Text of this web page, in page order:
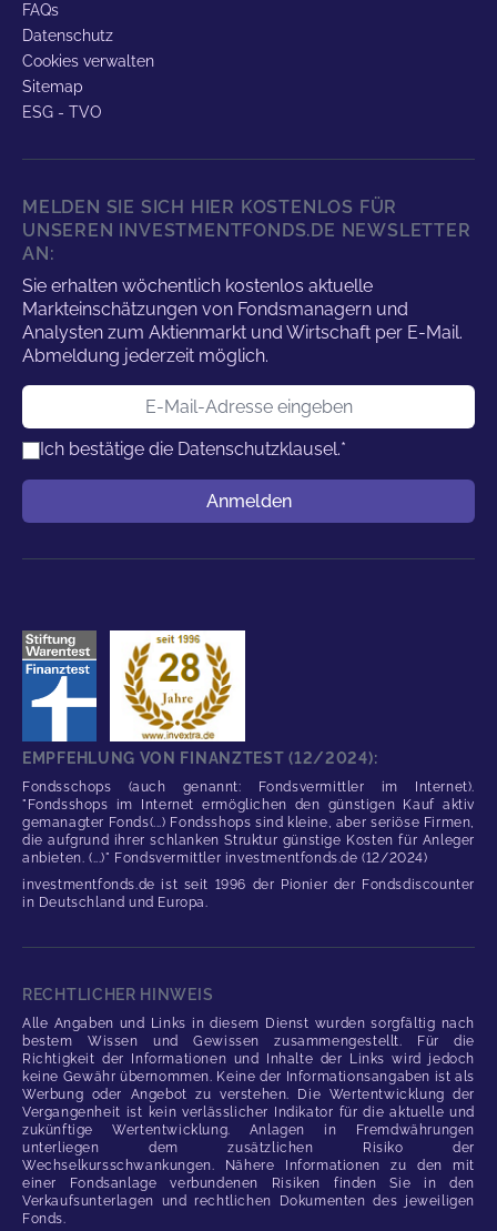
FAQs
Datenschutz
Cookies verwalten
Sitemap
ESG - TVO
MELDEN SIE SICH HIER KOSTENLOS FÜR
UNSEREN INVESTMENTFONDS.DE NEWSLETTER
AN:
Sie erhalten wöchentlich kostenlos aktuelle
Markteinschätzungen von Fondsmanagern und
Analysten zum Aktienmarkt und Wirtschaft per E-Mail.
Abmeldung jederzeit möglich.
E-Mail-Adresse
Ich bestätige die Datenschutzklausel.*
Anmelden
EMPFEHLUNG VON FINANZTEST (12/2024):
Fondsschops (auch genannt: Fondsvermittler im Internet).
"Fondsshops im Internet ermöglichen den günstigen Kauf aktiv
gemanagter Fonds(...) Fondsshops sind kleine, aber seriöse Firmen,
die aufgrund ihrer schlanken Struktur günstige Kosten für Anleger
anbieten. (...)" Fondsvermittler investmentfonds.de (12/2024)
investmentfonds.de ist seit 1996 der Pionier der Fondsdiscounter
in Deutschland und Europa.
RECHTLICHER HINWEIS
Alle Angaben und Links in diesem Dienst wurden sorgfältig nach
bestem Wissen und Gewissen zusammengestellt. Für die
Richtigkeit der Informationen und Inhalte der Links wird jedoch
keine Gewähr übernommen. Keine der Informationsangaben ist als
Werbung oder Angebot zu verstehen. Die Wertentwicklung der
Vergangenheit ist kein verlässlicher Indikator für die aktuelle und
zukünftige Wertentwicklung. Anlagen in Fremdwährungen
unterliegen dem zusätzlichen Risiko der
Wechselkursschwankungen. Nähere Informationen zu den mit
einer Fondsanlage verbundenen Risiken finden Sie in den
Verkaufsunterlagen und rechtlichen Dokumenten des jeweiligen
Fonds.